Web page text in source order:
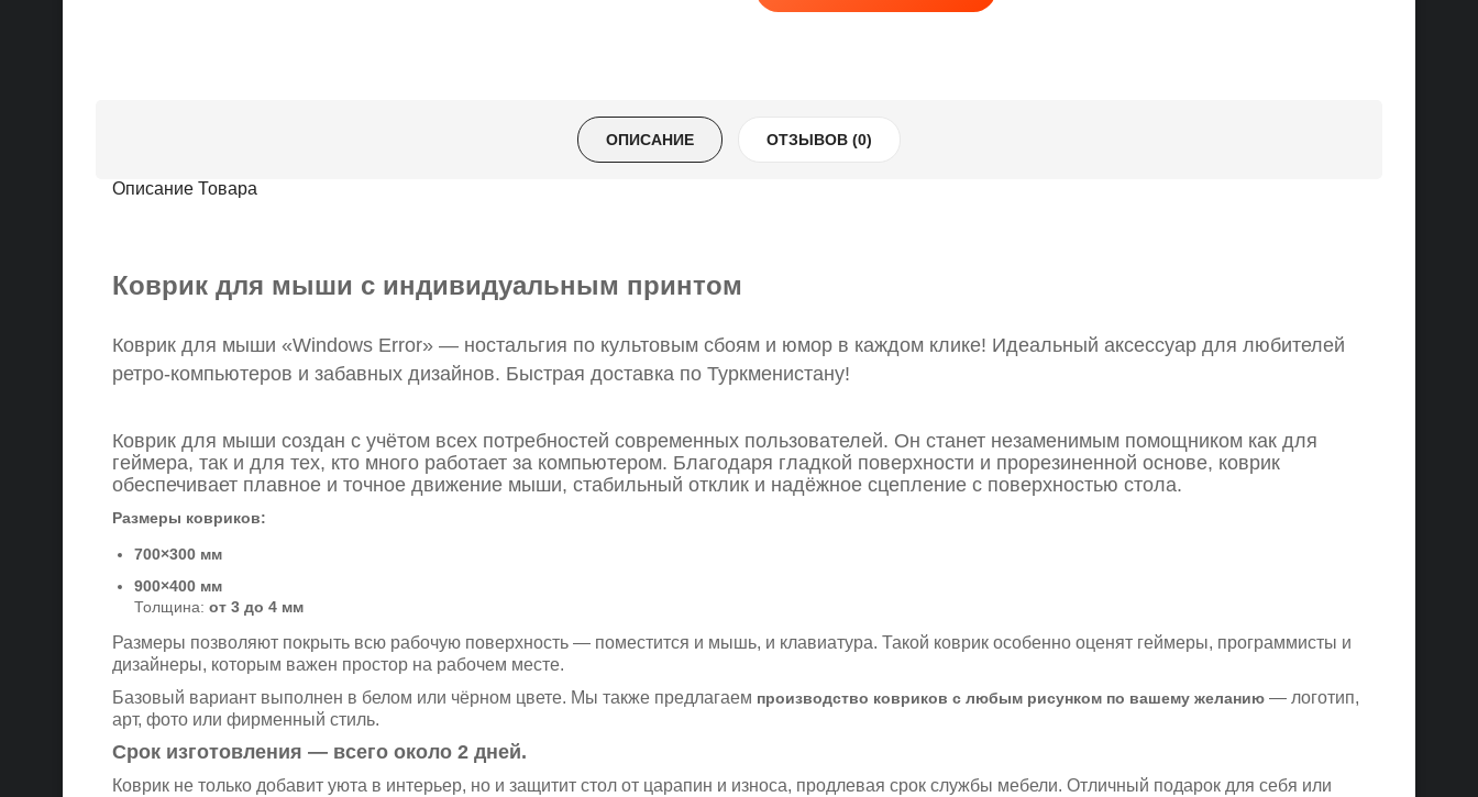
ОПИСАНИЕ ОТЗЫВОВ (0)
Описание Товара
Коврик для мыши с индивидуальным принтом
Коврик для мыши «Windows Error» — ностальгия по культовым сбоям и юмор в каждом клике! Идеальный аксессуар для любителей
ретро-компьютеров и забавных дизайнов. Быстрая доставка по Туркменистану!
Коврик для мыши создан с учётом всех потребностей современных пользователей. Он станет незаменимым помощником как для
геймера, так и для тех, кто много работает за компьютером. Благодаря гладкой поверхности и прорезиненной основе, коврик
обеспечивает плавное и точное движение мыши, стабильный отклик и надёжное сцепление с поверхностью стола.
Размеры ковриков:
700×300 мм
900×400 мм
Толщина: от 3 до 4 мм
Размеры позволяют покрыть всю рабочую поверхность — поместится и мышь, и клавиатура. Такой коврик особенно оценят геймеры, программисты и
дизайнеры, которым важен простор на рабочем месте.
Базовый вариант выполнен в белом или чёрном цвете. Мы также предлагаем производство ковриков с любым рисунком по вашему желанию — логотип,
арт, фото или фирменный стиль.
Срок изготовления — всего около 2 дней.
Коврик не только добавит уюта в интерьер, но и защитит стол от царапин и износа, продлевая срок службы мебели. Отличный подарок для себя или